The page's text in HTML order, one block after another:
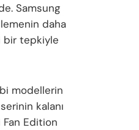
Samsung
daha
bir tepkiyle
modellerin
kalanı
Edition